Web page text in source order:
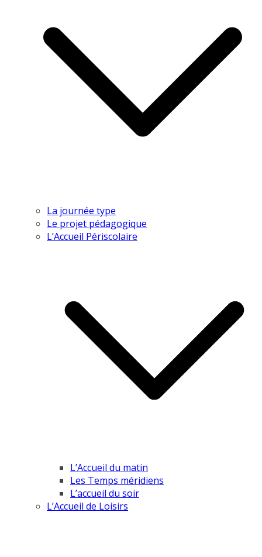
La journée type
Le projet pédagogique
L’Accueil Périscolaire
L’Accueil du matin
Les Temps méridiens
L’accueil du soir
L’Accueil de Loisirs